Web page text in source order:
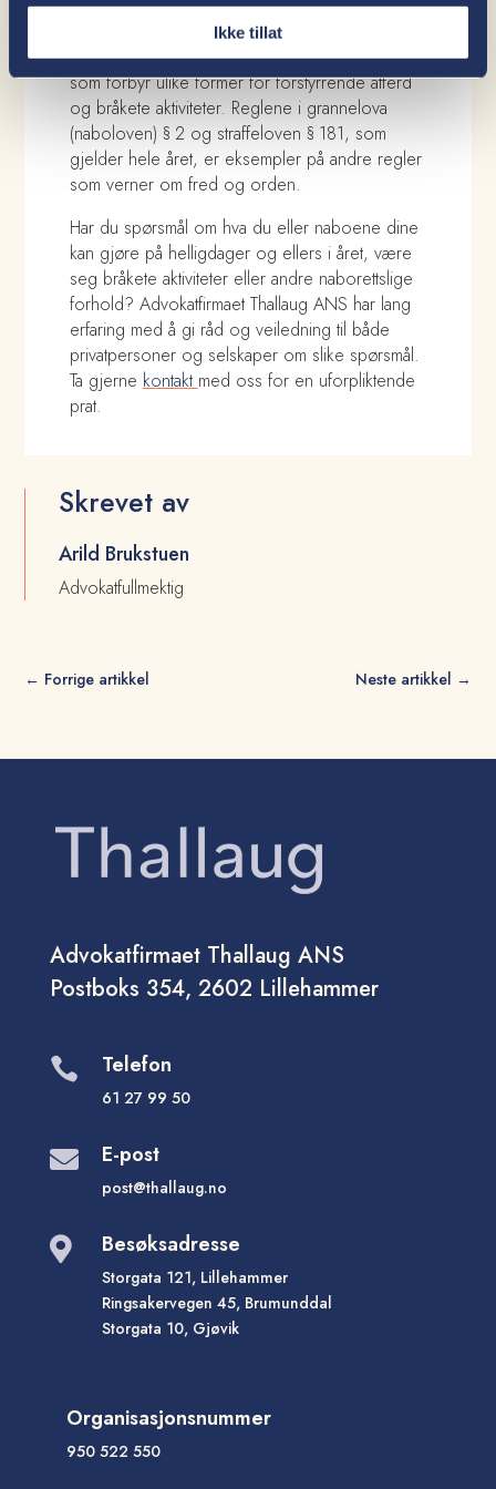
Ikke tillat
Helligdagsfredloven, som altså bare gjelder
bestemte dager i året, er ett av flere regelsett
som forbyr ulike former for forstyrrende atferd
og bråkete aktiviteter. Reglene i grannelova
(naboloven) § 2 og straffeloven § 181, som
gjelder hele året, er eksempler på andre regler
som verner om fred og orden.
Har du spørsmål om hva du eller naboene dine
kan gjøre på helligdager og ellers i året, være
seg bråkete aktiviteter eller andre naborettslige
forhold? Advokatfirmaet Thallaug ANS har lang
erfaring med å gi råd og veiledning til både
privatpersoner og selskaper om slike spørsmål.
Ta gjerne kontakt med oss for en uforpliktende
prat.
Skrevet av
Arild Brukstuen
Advokatfullmektig
← Forrige artikkel Neste artikkel →
Advokatfirmaet Thallaug ANS
Postboks 354, 2602 Lillehammer
 Telefon
61 27 99 50
 E-post
post@thallaug.no
 Besøksadresse
Storgata 121, Lillehammer
Ringsakervegen 45, Brumunddal
Storgata 10, Gjøvik
Organisasjonsnummer
950 522 550